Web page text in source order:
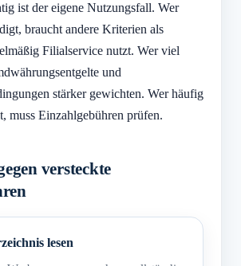
ist der eigene Nutzungsfall. Wer
braucht andere Kriterien als
Filialservice nutzt. Wer viel
und
stärker gewichten. Wer häufig
muss Einzahlgebühren prüfen.
versteckte
lesen